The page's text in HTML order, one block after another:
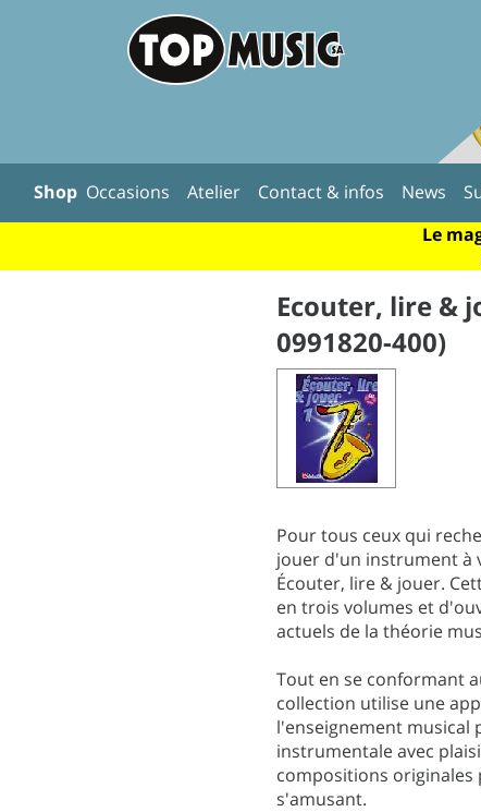
Shop Occasions Atelier Contact & infos News
Le
Ecouter, lire &
0991820-400)
Pour tous ceux qui
jouer d'un instrument à
Écouter, lire & jouer.
en trois volumes et
actuels de la théorie
Tout en se conformant
collection utilise une
l'enseignement musical
instrumentale avec
compositions
s'amusant.